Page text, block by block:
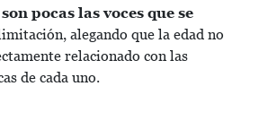
son pocas las voces que se
alegando que la edad no
relacionado con las
de cada uno.